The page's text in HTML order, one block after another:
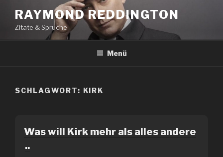
Inhalt
springen
RAYMOND REDDINGTON
Zitate & Sprüche
Menü
SCHLAGWORT: KIRK
Was will Kirk mehr als alles andere
..